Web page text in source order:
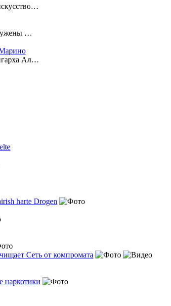
…
Ал…
harte Drogen
Сеть от компромата
наркотики